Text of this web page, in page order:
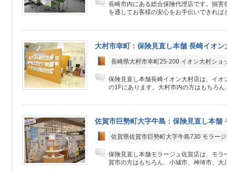
長崎市内にある総合保険代理店です。損害
を通してお客様の安心をお手伝いできれば
大村市幸町：保険見直し本舗 長崎イオン
長崎県大村市幸町25-200 イオン大村ショ
保険見直し本舗長崎イオン大村店は、イオ
の1Fにあります。大村市内の方はもちろ
佐賀市巨勢町大字牛島：保険見直し本舗
佐賀県佐賀市巨勢町大字牛島730 モラー
保険見直し本舗モラージュ佐賀店は、モラ
賀市の方はもちろん、小城市、神埼市、大